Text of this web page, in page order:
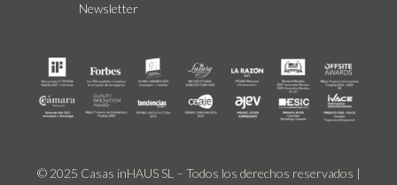
Newsletter
© 2025 Casas inHAUS SL – Todos los derechos reservados |